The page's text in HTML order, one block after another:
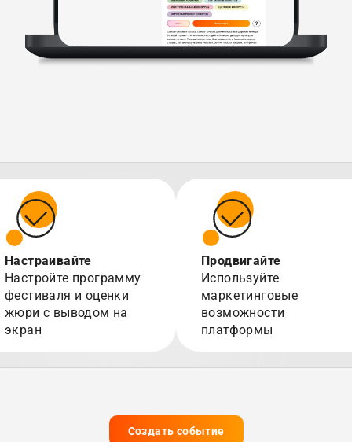
Настраивайте
Настройте программу
фестиваля и оценки
жюри с выводом на
экран
Продвигайте
Используйте
маркетинговые
возможности
платформы
Создать событие